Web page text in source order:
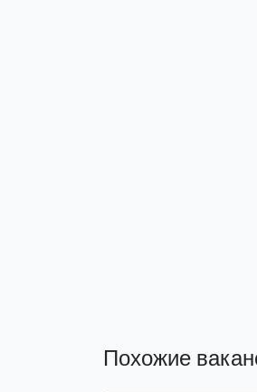
Похожие